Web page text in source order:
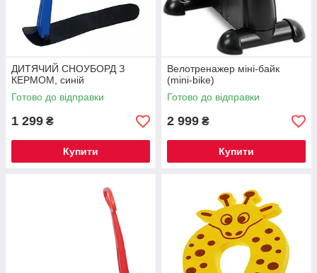
ДИТЯЧИЙ СНОУБОРД З
КЕРМОМ, синій
Готово до відправки
1 299 ₴
Купити
Велотренажер міні-байк
(mini-bike)
Готово до відправки
2 999 ₴
Купити